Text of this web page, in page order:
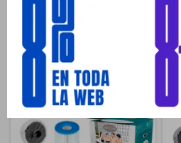
Productos que te